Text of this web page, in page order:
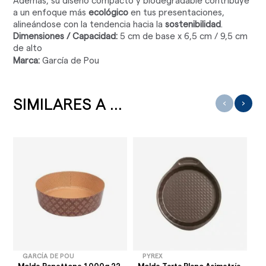
a un enfoque másecológico en tus presentaciones,
alineándose con la tendencia hacia lasostenibilidad .
Dimensiones / Capacidad: 5 cm de base x 6,5 cm / 9,5 cm
de alto
Marca: García de Pou
SIMILARES A ...
GARCÍA DE POU PYREX
‹ ›